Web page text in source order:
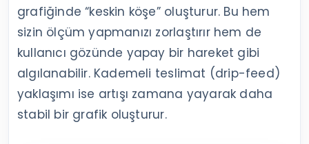
grafiğinde “keskin köşe” oluşturur. Bu hem
sizin ölçüm yapmanızı zorlaştırır hem de
kullanıcı gözünde yapay bir hareket gibi
algılanabilir. Kademeli teslimat (drip-feed)
yaklaşımı ise artışı zamana yayarak daha
stabil bir grafik oluşturur.